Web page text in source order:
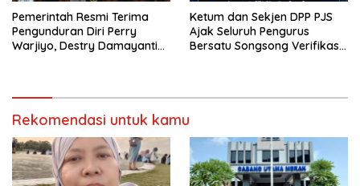
Pemerintah Resmi Terima
Pengunduran Diri Perry
Warjiyo, Destry Damayanti
Ketum dan Sekjen DPP PJS
Ajak Seluruh Pengurus
Bersatu Songsong Verifikasi
Rekomendasi untuk kamu